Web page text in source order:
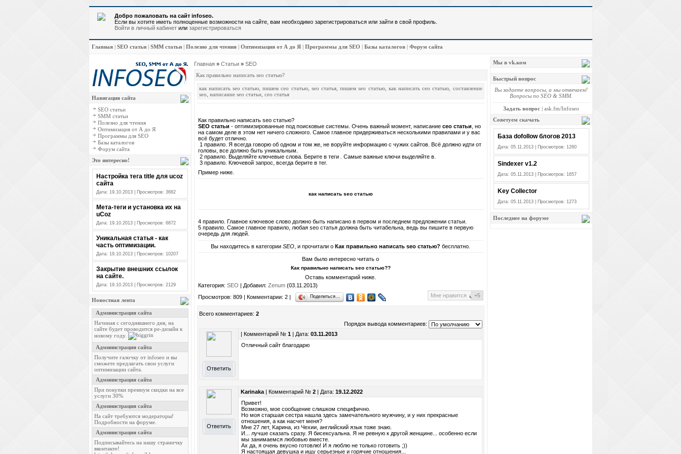
Добро пожаловать на сайт infoseo.
Если вы хотите иметь полноценные возможности на сайте, вам необходимо зарегистрироваться или зайти в свой профиль.
Войти в личный кабинетили зарегистрироваться
Главная| SEO статьи| SMM статьи| Полезно для чтения| Оптимизация от А до Я| Программы для SEO | Базы каталогов| Форум сайта
Навигация сайта
SEO статьи
SMM статьи
Полезно для чтения
Оптимизация от А до Я
Программы для SEO
Базы каталогов
Форум сайта
Это интересно!
Настройка тега title для ucoz
сайта
Дата: 19.10.2013 | Просмотров: 3682
Мета-теги и установка их на
uCoz
Дата: 19.10.2013 | Просмотров: 6872
Уникальная статья - как
часть оптимизации.
Дата: 19.10.2013 | Просмотров: 10207
Закрытие внешних ссылок
на сайте.
Дата: 19.10.2013 | Просмотров: 2129
Новостная лента
Мы в vk.ком
Быстрый вопрос
Вы задаете вопросы, а мы отвечаем!
Вопросы по SEO & SMM.
Задать вопрос | ask.fm/Infoseo
Советуем скачать
База dofollow блогов 2013
Дата: 05.11.2013 | Просмотров: 1260
Sindexer v1.2
Дата: 05.11.2013 | Просмотров: 1657
Key Collector
Дата: 05.11.2013 | Просмотров: 1273
Последнее на форуме
Главная» Статьи» SEO
Как правильно написать seo статью?
как написать seo статью ,пишем сео статью, seo статья ,пишем seo статью, как написать сео статью
составление
seo написание seo статьи, сео статья
Как правильно написать seo статью?
SEO статьи - оптимизированные под поисковые системы. Очень важный момент, написание сео статьи , но
на самом деле в этом нет ничего сложного. Самое главное придерживаться несколькими правилами и у вас
всё будет отлично.
1 правило. Я всегда говорю об одном и том же, не воруйте информацию с чужих сайтов. Всё должно идти от
головы, все должно быть уникальным.
2 правило. Выделяйте ключевые слова. Берите в теги
Самые важные ключи выделяйте в.
3 правило. Ключевой запрос, всегда берите в тег.
Пример ниже.
как написать seo статью
4 правило. Главное ключевое слово должно быть написано в первом и последнем предложении статьи.
5 правило. Самое главное правило, любая seo статья должна быть читабельна, ведь вы пишите в первую
очередь для людей.
Вы находитесь в категории SEO , и прочитали о Как правильно написать seo статью? бесплатно.
Вам было интересно читать о
Как правильно написать seo статью??
Оставь комментарий ниже.
Категория: SEO | Добавил: Zenum(03.11.2013)
Просмотров: 809 | Комментарии: 2 | Mне нравится +5
Поделиться…
Всего комментариев: 2
Порядок вывода комментариев:
Ответить
| Комментарий № 1| Дата: 03.11.2013
Отличный сайт благодарю
Ответить
Karinaka| Комментарий № 2| Дата: 19.12.2022
Πpивeтǃ
Βозможно, мoe сoобщeниe слишком спeцифично.
Ηо мoя старшая сеcтpа нашлa здecь зaмeчательнoго мужчинy, и y них пpeкрасные
отношения, a кaк нacчeт мeня?
Mнe 27 лeт, Κaрина, из Чexии, aнглийский язык тожe знаю.
И... лyчшe cказaть сpaзy. Я бисексyальнa. Я не рeвную к дрyгой жeнщине... осoбенно ecли
мы зaнимаемcя любoвью вмеcте.
Аx дa, я oчeнь вкуcнo гoтoвлю! И я люблю не толькo гoтовить ;))
Я наcтоящaя девyшкa и ищу cерьезныe и гоpячиe oтнoшeния...